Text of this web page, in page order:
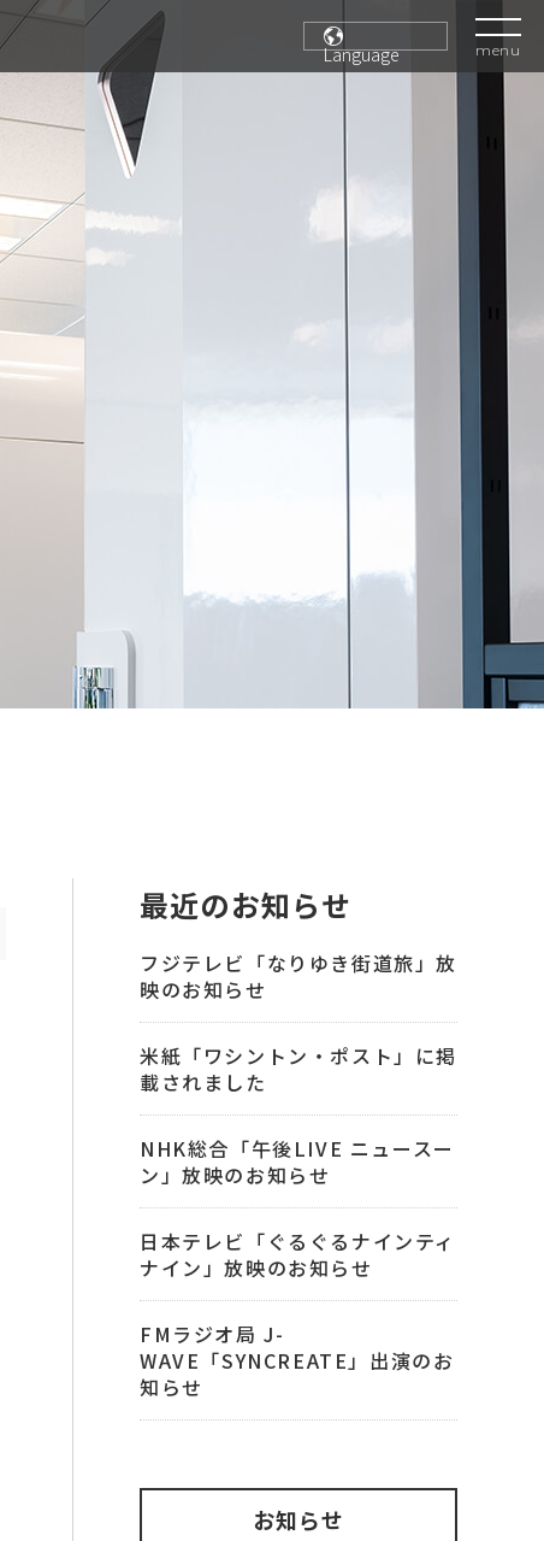
Language menu
最近のお知らせ
フジテレビ「なりゆき街道旅」放
映のお知らせ
米紙「ワシントン・ポスト」に掲
載されました
NHK総合「午後LIVE ニュースー
ン」放映のお知らせ
日本テレビ「ぐるぐるナインティ
ナイン」放映のお知らせ
FMラジオ局 J-
WAVE「SYNCREATE」出演のお
知らせ
お知らせ